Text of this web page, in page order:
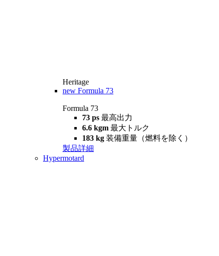
Heritage
new Formula 73
Formula 73
73 ps 最高出力
6.6 kgm 最大トルク
183 kg 装備重量（燃料を除く）
製品詳細
Hypermotard